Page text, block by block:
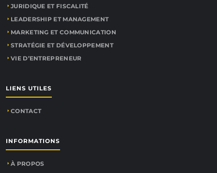
JURIDIQUE ET FISCALITÉ
LEADERSHIP ET MANAGEMENT
MARKETING ET COMMUNICATION
STRATÉGIE ET DÉVELOPPEMENT
VIE D’ENTREPRENEUR
LIENS UTILES
CONTACT
INFORMATIONS
À PROPOS